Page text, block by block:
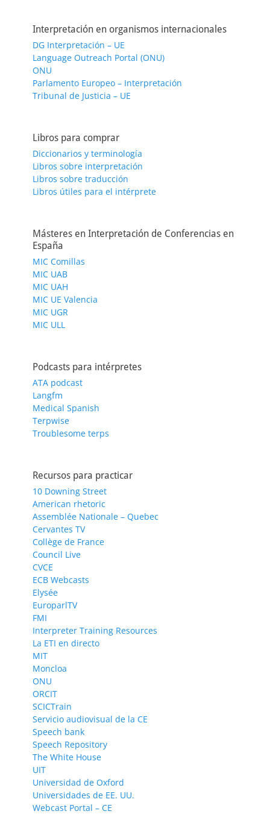
Interpretación en organismos internacionales
DG Interpretación – UE
Language Outreach Portal (ONU)
ONU
Parlamento Europeo – Interpretación
Tribunal de Justicia – UE
Libros para comprar
Diccionarios y terminología
Libros sobre interpretación
Libros sobre traducción
Libros útiles para el intérprete
Másteres en Interpretación de Conferencias en
España
MIC Comillas
MIC UAB
MIC UAH
MIC UE Valencia
MIC UGR
MIC ULL
Podcasts para intérpretes
ATA podcast
Langfm
Medical Spanish
Terpwise
Troublesome terps
Recursos para practicar
10 Downing Street
American rhetoric
Assemblée Nationale – Quebec
Cervantes TV
Collège de France
Council Live
CVCE
ECB Webcasts
Elysée
EuroparlTV
FMI
Interpreter Training Resources
La ETI en directo
MIT
Moncloa
ONU
ORCIT
SCICTrain
Servicio audiovisual de la CE
Speech bank
Speech Repository
The White House
UIT
Universidad de Oxford
Universidades de EE. UU.
Webcast Portal – CE